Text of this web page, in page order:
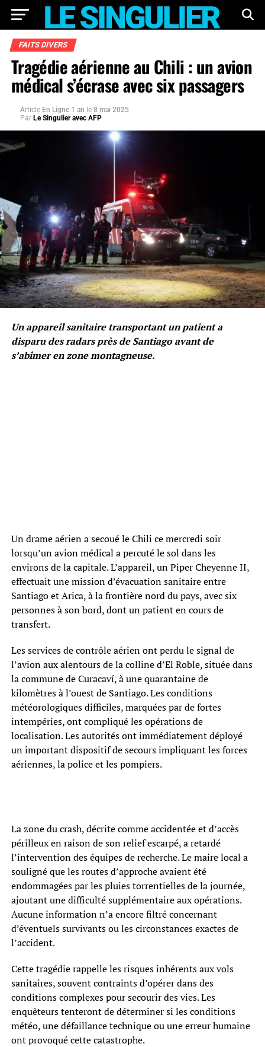
FAITS DIVERS
Tragédie aérienne au Chili : un avion
médical s’écrase avec six passagers
Article En Ligne 1 an le 8 mai 2025
Par Le Singulier avec AFP
Un appareil sanitaire transportant un patient a
disparu des radars près de Santiago avant de
s’abîmer en zone montagneuse.
Un drame aérien a secoué le Chili ce mercredi soir
lorsqu’un avion médical a percuté le sol dans les
environs de la capitale. L’appareil, un Piper Cheyenne II,
effectuait une mission d’évacuation sanitaire entre
Santiago et Arica, à la frontière nord du pays, avec six
personnes à son bord, dont un patient en cours de
transfert.
Les services de contrôle aérien ont perdu le signal de
l’avion aux alentours de la colline d’El Roble, située dans
la commune de Curacaví, à une quarantaine de
kilomètres à l’ouest de Santiago. Les conditions
météorologiques difficiles, marquées par de fortes
intempéries, ont compliqué les opérations de
localisation. Les autorités ont immédiatement déployé
un important dispositif de secours impliquant les forces
aériennes, la police et les pompiers.
La zone du crash, décrite comme accidentée et d’accès
périlleux en raison de son relief escarpé, a retardé
l’intervention des équipes de recherche. Le maire local a
souligné que les routes d’approche avaient été
endommagées par les pluies torrentielles de la journée,
ajoutant une difficulté supplémentaire aux opérations.
Aucune information n’a encore filtré concernant
d’éventuels survivants ou les circonstances exactes de
l’accident.
Cette tragédie rappelle les risques inhérents aux vols
sanitaires, souvent contraints d’opérer dans des
conditions complexes pour secourir des vies. Les
enquêteurs tenteront de déterminer si les conditions
météo, une défaillance technique ou une erreur humaine
ont provoqué cette catastrophe.